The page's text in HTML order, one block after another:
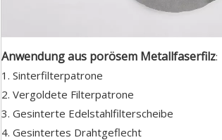
Anwendung aus porösem Metallfaserfilz:
1. Sinterfilterpatrone
2. Vergoldete Filterpatrone
3. Gesinterte Edelstahlfilterscheibe
4. Gesintertes Drahtgeflecht